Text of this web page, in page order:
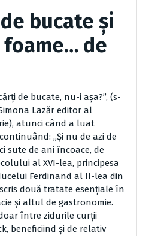
bucate şi
de
de bucate, nu-i aşa?”, (s-
Lazăr editor al
atunci când a luat
„Şi nu de azi de
sute de ani încoace, de
al XVI-lea, principesa
Ferdinand al II-lea din
două tratate esenţiale în
şi altul de gastronomie.
între zidurile curţii
beneficiind şi de relativ